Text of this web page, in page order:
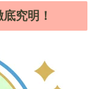
究明！